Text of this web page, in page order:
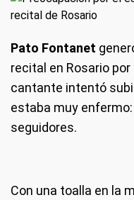
Pato Fontanet
recital en Rosario por
cantante intentó
estaba muy
seguidores.
Con una toalla en la